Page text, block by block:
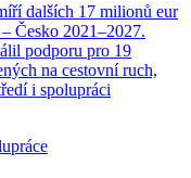
dalších 17 milionů eur
Česko 2021–2027.
podporu pro 19
na cestovní ruch,
i spolupráci